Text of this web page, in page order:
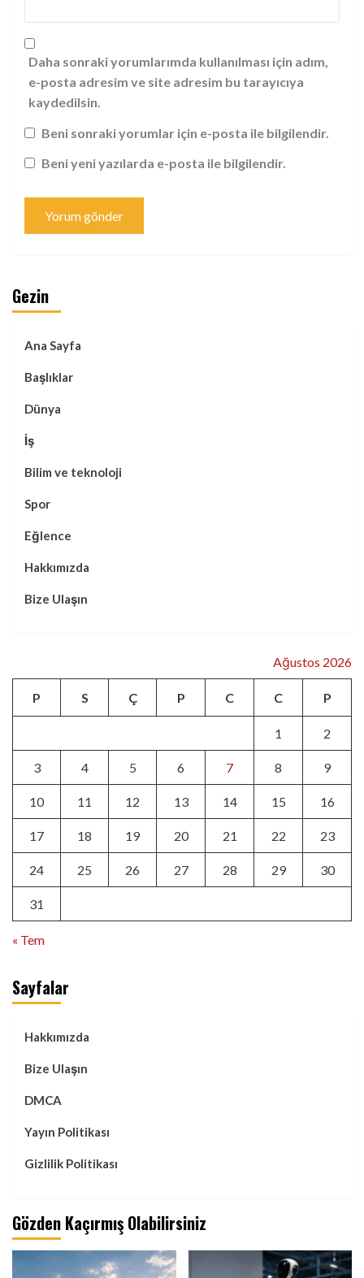
Daha sonraki yorumlarımda kullanılması için adım,
e-posta adresim ve site adresim bu tarayıcıya
kaydedilsin.
Beni sonraki yorumlar için e-posta ile bilgilendir.
Beni yeni yazılarda e-posta ile bilgilendir.
Gezin
Ana Sayfa
Başlıklar
Dünya
İş
Bilim ve teknoloji
Spor
Eğlence
Hakkımızda
Bize Ulaşın
Ağustos 2026
P S Ç P C C P
1 2
3 4 5 6 7 8 9
10 11 12 13 14 15 16
17 18 19 20 21 22 23
24 25 26 27 28 29 30
31
« Tem
Sayfalar
Hakkımızda
Bize Ulaşın
DMCA
Yayın Politikası
Gizlilik Politikası
Gözden Kaçırmış Olabilirsiniz